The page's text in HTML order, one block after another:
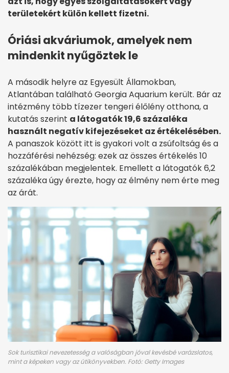
területekért külön kellett fizetni.
Óriási akváriumok, amelyek nem
mindenkit nyűgöztek le
A második helyre az Egyesült Államokban,
Atlantában található Georgia Aquarium került. Bár az
intézmény több tízezer tengeri élőlény otthona, a
kutatás szerint a látogatók 19,6 százaléka
használt negatív kifejezéseket az értékelésében.
A panaszok között itt is gyakori volt a zsúfoltság és a
hozzáférési nehézség: ezek az összes értékelés 10
százalékában megjelentek. Emellett a látogatók 6,2
százaléka úgy érezte, hogy az élmény nem érte meg
az árát.
Sok turisztikai nevezetesség a valóságban jóval kevésbé varázslatos,
mint a képeken vagy az útikönyvekben. Fotó: Getty Images